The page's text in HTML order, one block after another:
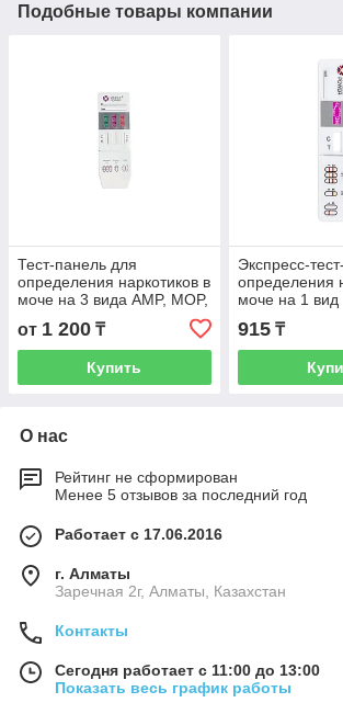
Подобные товары компании
Тест-панель для
определения наркотиков в
моче на 3 вида AMP, MOP,
от 1 200 ₸
Купить
Экспресс-
определения
моче на 1 вид
915₸
О нас
Рейтинг не сформирован
Менее 5 отзывов за последний год
Работает с 17.06.2016
г. Алматы
Заречная 2г, Алматы, Казахстан
Контакты
Сегодня работает с 11:00 до 13:00
Показать весь график работы